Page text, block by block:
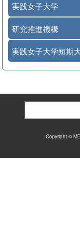
実践女子大学
研究推進機構
実践女子大学短期
Copyright ©